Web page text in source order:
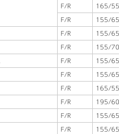
F/R 165/
F/R 155/
F/R 155/
F/R 155/
F/R 155/
F/R 155/
F/R 165/
F/R 195/
F/R 155/
F/R 155/